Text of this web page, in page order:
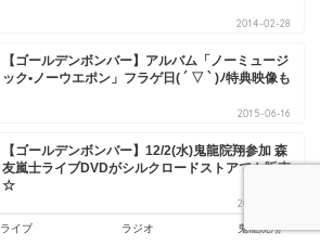
2014-02-28
【ゴールデンボンバー】アルバム「ノーミュージ
ック•ノーウエポン」フラゲ日( ´ ▽ ` )ﾉ特典映像も
2015-06-16
【ゴールデンボンバー】12/2(水)鬼龍院翔参加 森
友嵐士ライブDVDがシルクロードストアでも販売
☆
2015-12-03
ライブ ラジオ 鬼龍院翔